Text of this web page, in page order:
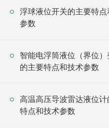
浮球液位开关的主要特点
参数
智能电浮筒液位（界位）
的主要特点和技术参数
高温高压导波雷达液位计
特点和技术参数